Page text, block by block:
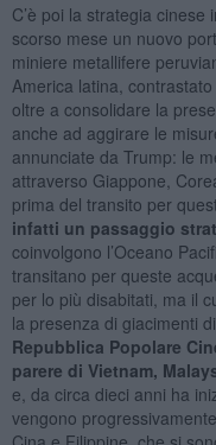
C’è poi la strategia
scorso mese un nuovo
miniere metallifere
America latina,
oltre a consolidare la
anche ad aggirare le
annunciate da Trump: le
attraverso Giappone,
prima del transito per
infatti un passaggio
coinvolgono l’Oceano
transitano per queste
per lo più disabitati, ma il
la presenza di giacimenti
Repubblica Popolare
parere di Vietnam,
e, da circa dieci anni ha
vengono